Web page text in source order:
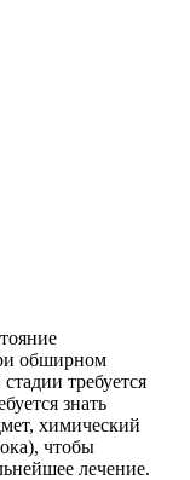
обширном
требуется
знать
химический
чтобы
лечение.